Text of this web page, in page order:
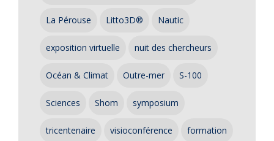
La Pérouse Litto3D® Nautic
exposition virtuelle nuit des chercheurs
Océan & Climat Outre-mer S-100
Sciences Shom symposium
tricentenaire visioconférence formation